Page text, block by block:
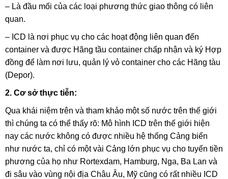
– Là đầu mối của các loại phương thức giao thông có liên
quan.
– ICD là nơi phục vụ cho các hoạt động liên quan đến
container và được Hãng tầu container chấp nhận và ký Hợp
đồng để làm nơi lưu, quản lý vỏ container cho các Hãng tàu
(Depor).
2. Cơ sở thực tiễn:
Qua khái niệm trên và tham khảo một số nước trên thế giới
thì chúng ta có thể thấy rõ: Mô hình ICD trên thế giới hiện
nay các nước không có được nhiều hệ thống Cảng biển
như nước ta, chỉ có một vài Cảng lớn phục vụ cho tuyến tiền
phương của họ như Rortexdam, Hamburg, Nga, Ba Lan và
đi sâu vào vùng nội địa Châu Âu, Mỹ cũng có rất nhiều ICD